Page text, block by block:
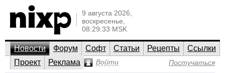
9 августа 2026,
воскресенье,
08:29:33 MSK
Новости Форум Софт Статьи Рецепты
Ссылки
Проект
Реклама Войти Постучаться